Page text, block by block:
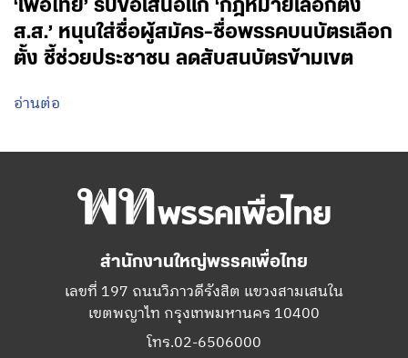
‘เพื่อไทย’ รับข้อเสนอแก้ ‘กฎหมายเลือกตั้ง
ส.ส.’ หนุนใส่ชื่อผู้สมัคร-ชื่อพรรคบนบัตรเลือก
ตั้ง ชี้ช่วยประชาชน ลดสับสนบัตรข้ามเขต
อ่านต่อ
สำนักงานใหญ่พรรคเพื่อไทย
เลขที่ 197 ถนนวิภาวดีรังสิต แขวงสามเสนใน
เขตพญาไท กรุงเทพมหานคร 10400
โทร.02-6506000